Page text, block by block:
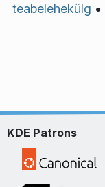
teabelehekülg •
KDE Patrons